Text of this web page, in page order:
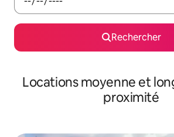
Rechercher
Locations moyenne et
proximité